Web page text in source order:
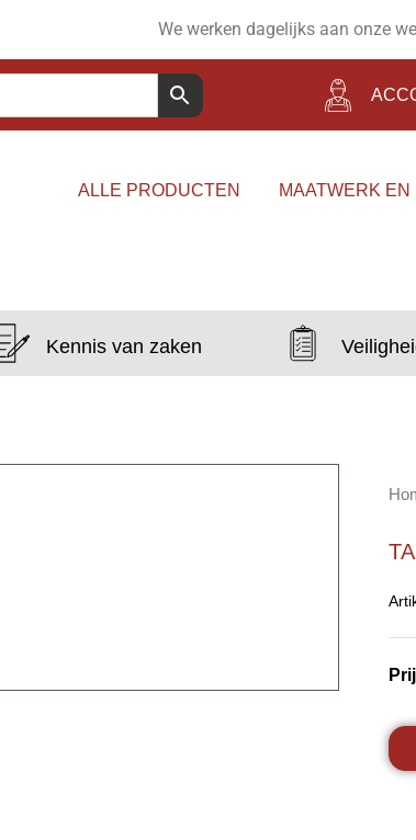
We werken dagelijks aan onze
ALLE PRODUCTEN MAATWERK EN
Kennis van zaken